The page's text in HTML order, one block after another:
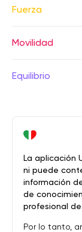
Fuerza
Movilidad
Equilibrio
La aplicación
ni puede
información
de
profesional
Por lo tanto,